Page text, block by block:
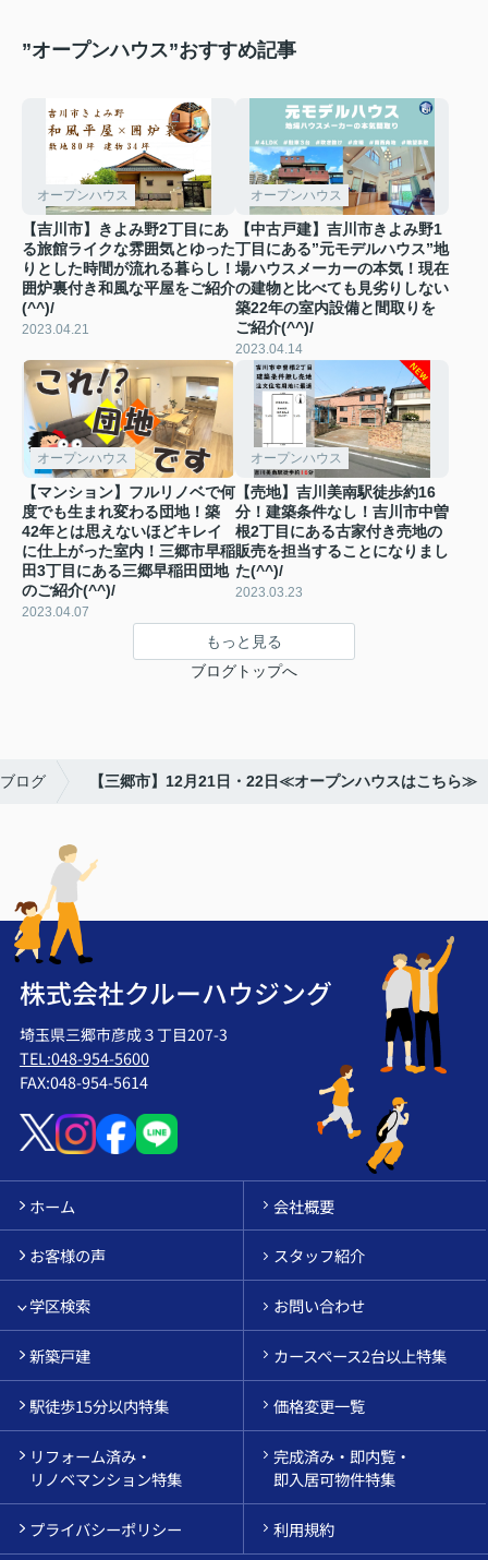
”オープンハウス”おすすめ記事
オープンハウス
【吉川市】きよみ野2丁目にあ
る旅館ライクな雰囲気とゆった
りとした時間が流れる暮らし！
囲炉裏付き和風な平屋をご紹介
(^^)/
2023.04.21
オープンハウス
【中古戸建】吉川市きよみ野1
丁目にある”元モデルハウス”地
場ハウスメーカーの本気！現在
の建物と比べても見劣りしない
築22年の室内設備と間取りを
ご紹介(^^)/
2023.04.14
オープンハウス
【マンション】フルリノベで何
度でも生まれ変わる団地！築
42年とは思えないほどキレイ
に仕上がった室内！三郷市早稲
田3丁目にある三郷早稲田団地
のご紹介(^^)/
2023.04.07
オープンハウス
【売地】吉川美南駅徒歩約16
分！建築条件なし！吉川市中曽
根2丁目にある古家付き売地の
販売を担当することになりまし
た(^^)/
2023.03.23
もっと見る
ブログトップへ
ブログ 【三郷市】12月21日・22日≪オープンハウスはこちら≫
株式会社クルーハウジング
埼玉県三郷市彦成３丁目207-3
TEL:048-954-5600
FAX:048-954-5614
ホーム 会社概要
お客様の声 スタッフ紹介
学区検索 お問い合わせ
新築戸建 カースペース2台以上特集
駅徒歩15分以内特集 価格変更一覧
リフォーム済み・
リノベマンション特集
完成済み・即内覧・
即入居可物件特集
プライバシーポリシー 利用規約